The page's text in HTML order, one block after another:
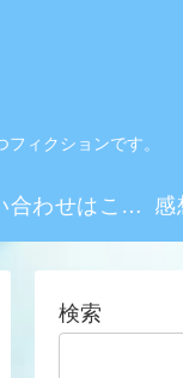
ィクションです。
お問い合わせはこちらから
検索